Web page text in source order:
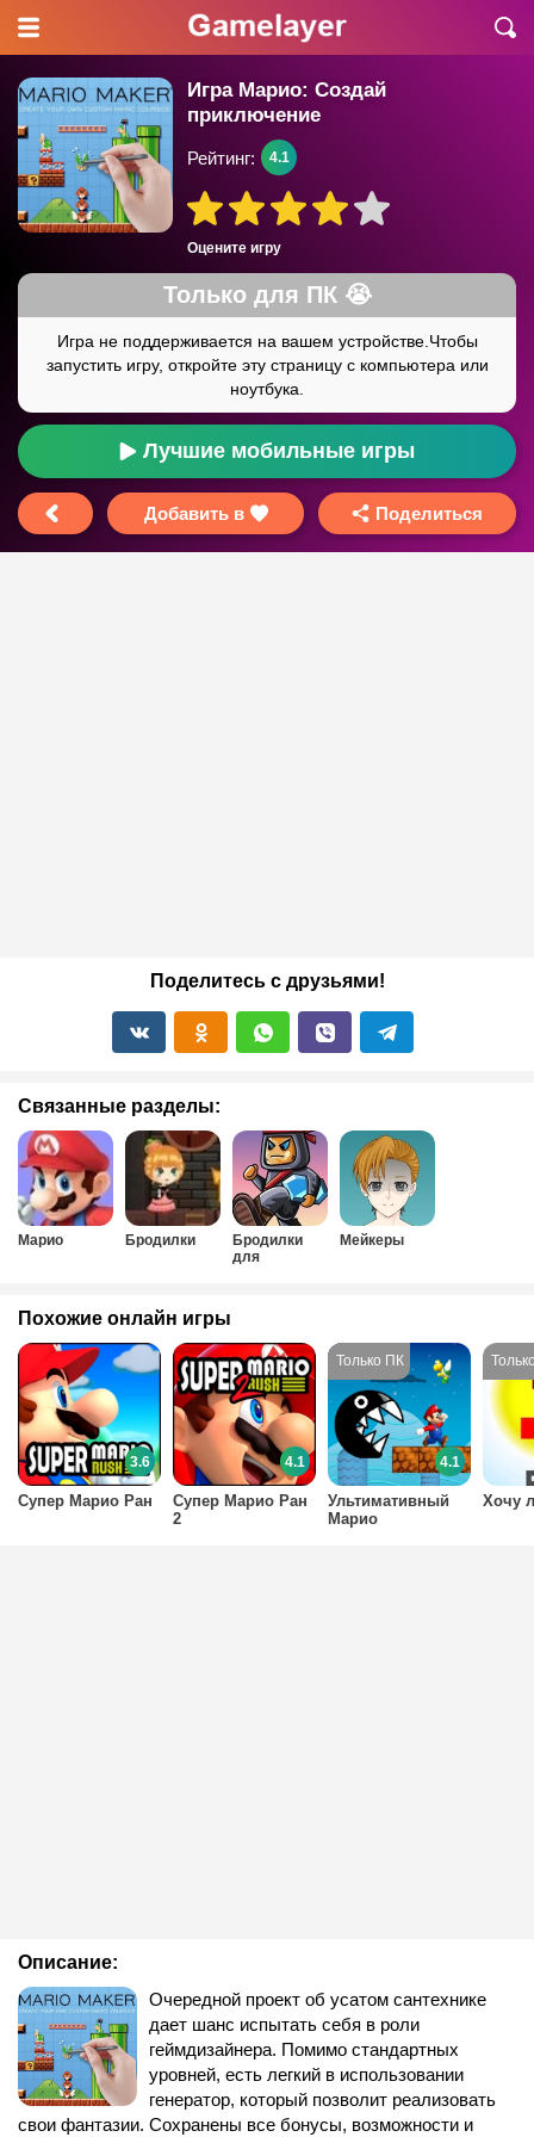
Игра Марио: Создай
приключение
Оцените игру
Рейтинг: 4.1
Лучшие мобильные игры
Добавить в Поделиться
Поделитесь с друзьями!
Связанные разделы:
Марио Бродилки
Бродилки
для
Мейкеры
Описание:
Очередной проект об усатом сантехнике
дает шанс испытать себя в роли
геймдизайнера. Помимо стандартных
уровней, есть легкий в использовании
генератор, который позволит реализовать
свои фантазии. Сохранены все бонусы, возможности и
Похожие онлайн игры
Ультимативный
Марио
4.1
Супер Марио Ран
3.6
Супер Марио Ран
2
4.1
Хочу